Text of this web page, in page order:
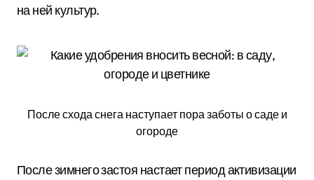
на ней культур.
После схода снега наступает пора заботы о саде и
огороде
После зимнего застоя настает период активизации